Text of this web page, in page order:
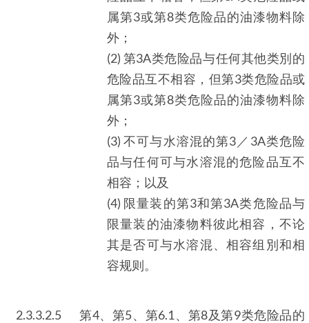
属第3或第8类危险品的油漆物料除
外；
(2) 第3A类危险品与任何其他类別的
危险品互不相容，但第3类危险品或
属第3或第8类危险品的油漆物料除
外；
(3) 不可与水溶混的第3／3A类危险
品与任何可与水溶混的危险品互不
相容；以及
(4) 限量装的第3和第3A类危险品与
限量装的油漆物料彼此相容，不论
其是否可与水溶混、相容组別和相
容规则。
2.3.3.2.5
第4、第5、第6.1、第8及第9类危险品的